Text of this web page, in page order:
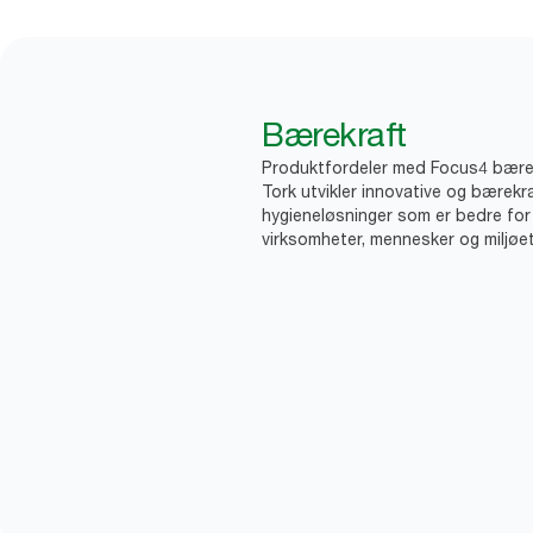
Bærekraft
Produktfordeler med Focus4
Tork utvikler innovative og
hygieneløsninger som er bedre for
virksomheter, mennesker og